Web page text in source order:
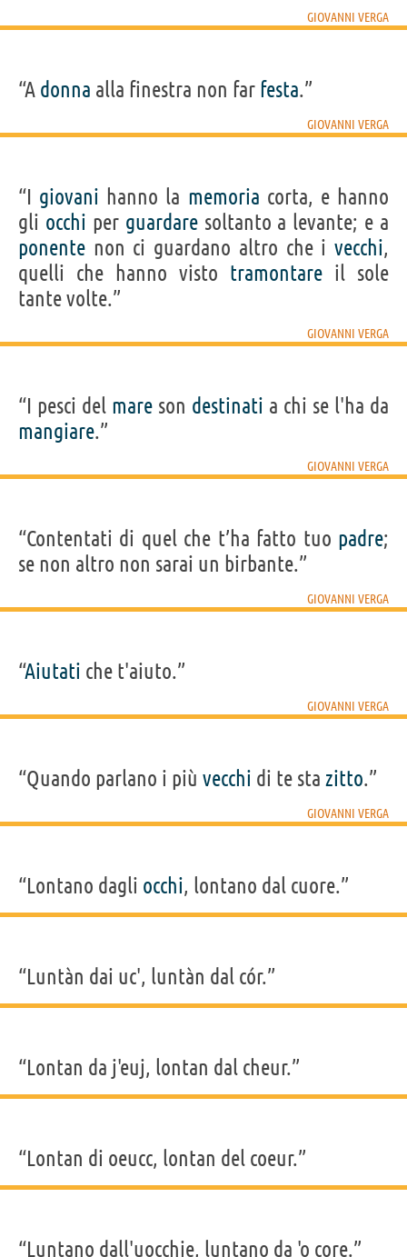
GIOVANNI VERGA
“A donna alla finestra non far festa.”
GIOVANNI VERGA
“I giovani hanno la memoria corta, e hanno
gli occhi per guardaresoltanto a levante; e a
ponente non ci guardano altro che i vecchi,
quelli che hanno visto tramontare il sole
tante volte.”
GIOVANNI VERGA
“I pesci del mare son destinati a chi se l'ha da
mangiare.”
GIOVANNI VERGA
“Contentati di quel che t’ha fatto tuo padre;
se non altro non sarai un birbante.”
GIOVANNI VERGA
“Aiutati che t'aiuto.”
GIOVANNI VERGA
“Quando parlano i più vecchi di te sta zitto.”
GIOVANNI VERGA
“Lontano dagli occhi, lontano dal cuore.”
“Luntàn dai uc', luntàn dal cór.”
“Lontan da j'euj, lontan dal cheur.”
“Lontan di oeucc, lontan del coeur.”
“Luntano dall'uocchie, luntano da 'o core.”